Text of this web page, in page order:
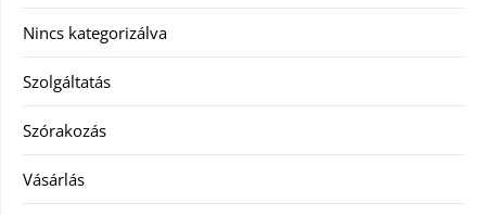
Nincs kategorizálva
Szolgáltatás
Szórakozás
Vásárlás